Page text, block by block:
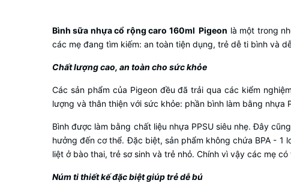
Bình sữa nhựa cổ rộng caro 160ml Pigeon là một trong
các mẹ đang tìm kiếm: an toàn tiện dụng, trẻ dễ ti bình và
Chất lượng cao, an toàn cho sức khỏe
Các sản phẩm của Pigeon đều đã trải qua các kiểm
lượng và thân thiện với sức khỏe: phần bình làm bằng
Bình được làm bằng chất liệu nhựa PPSU siêu nhẹ. Đây
hưởng đến cơ thể. Đặc biệt, sản phẩm không chứa BPA -
liệt ở bào thai, trẻ sơ sinh và trẻ nhỏ. Chính vì vậy các mẹ
Núm ti thiết kế đặc biệt giúp trẻ dễ bú